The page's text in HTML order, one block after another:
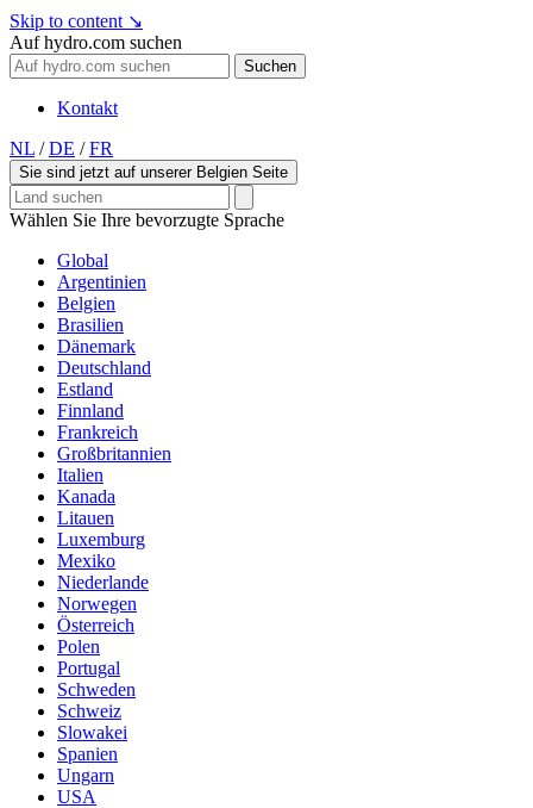
Skip to content ↘
Auf hydro.com suchen
Suchen
Kontakt
NL / DE / FR
Sie sind jetzt auf unserer Belgien Seite
Wählen Sie Ihre bevorzugte Sprache
Global
Argentinien
Belgien
Brasilien
Dänemark
Deutschland
Estland
Finnland
Frankreich
Großbritannien
Italien
Kanada
Litauen
Luxemburg
Mexiko
Niederlande
Norwegen
Österreich
Polen
Portugal
Schweden
Schweiz
Slowakei
Spanien
Ungarn
USA